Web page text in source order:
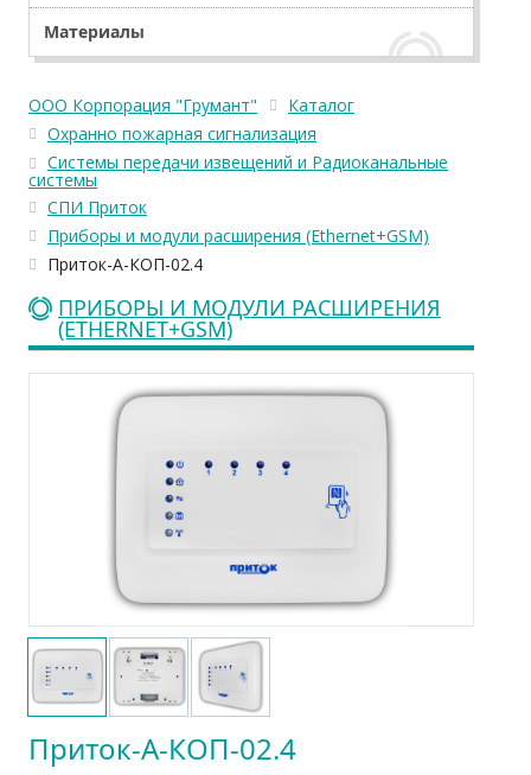
Материалы
ООО Корпорация "Грумант"
Каталог
Охранно пожарная сигнализация
Системы передачи извещений и Радиоканальные
системы
СПИ Приток
Приборы и модули расширения (Ethernet+GSM)
Приток-А-КОП-02.4
ПРИБОРЫ И МОДУЛИ РАСШИРЕНИЯ
(ETHERNET+GSM)
Приток-А-КОП-02.4